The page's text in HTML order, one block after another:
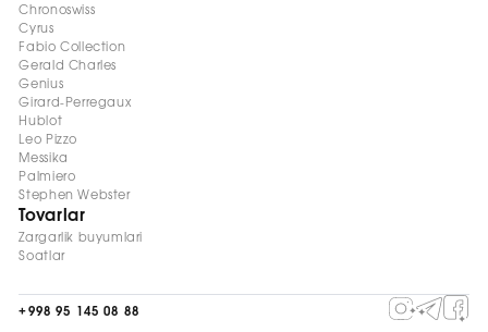
Chronoswiss
Cyrus
Fabio Collection
Gerald Charles
Genius
Girard-Perregaux
Hublot
Leo Pizzo
Messika
Palmiero
Stephen Webster
Tovarlar
Zargarlik buyumlari
Soatlar
+998 95 145 08 88